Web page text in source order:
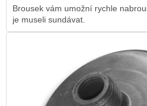
Brousek vám umožní rychle
je museli sundávat.